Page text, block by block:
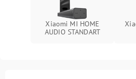
Xiaomi MI HOME
AUDIO STANDART